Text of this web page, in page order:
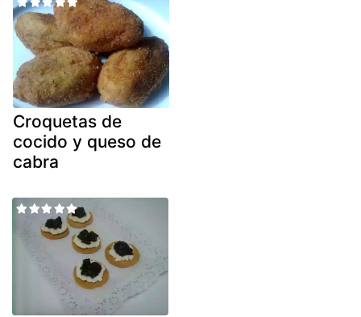
Croquetas de
cocido y queso de
cabra